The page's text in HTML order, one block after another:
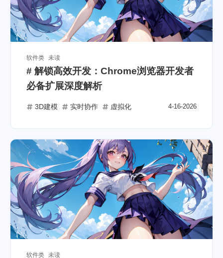
软件类 未读
# 解锁高效开发：Chrome浏览器开发者
必备扩展深度解析
4-16-2026
3D建模 实时协作 虚拟化
软件类 未读